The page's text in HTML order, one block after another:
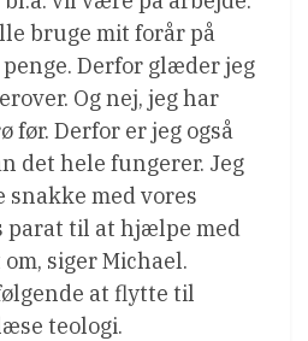
bruge mit forår på
Derfor glæder jeg
Og nej, jeg har
Derfor er jeg også
det hele fungerer. Jeg
snakke med vores
parat til at hjælpe med
siger Michael.
at flytte til
teologi.